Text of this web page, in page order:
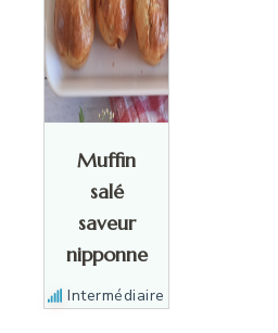
Muffin
salé
saveur
nipponne
Intermédiaire